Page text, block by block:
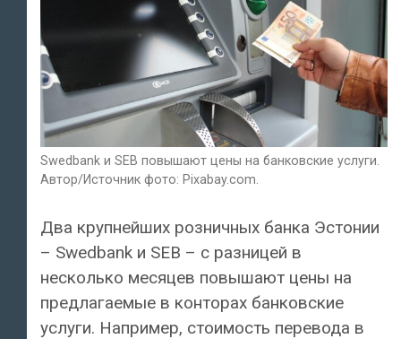
Swedbank и SEB повышают цены на банковские услуги.
Автор/Источник фото: Pixabay.com.
Два крупнейших розничных банка Эстонии
– Swedbank и SEB – с разницей в
несколько месяцев повышают цены на
предлагаемые в конторах банковские
услуги. Например, стоимость перевода в